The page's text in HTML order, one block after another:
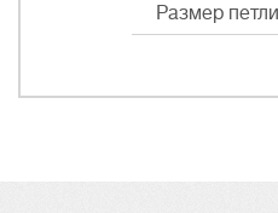
Размер